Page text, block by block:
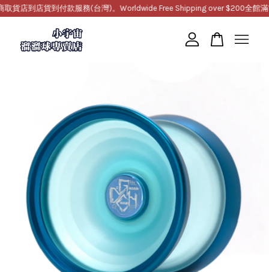
貨店到店貨到付款服務(台灣)。Worldwide Free Shipping over $200全館滿